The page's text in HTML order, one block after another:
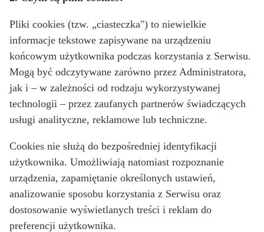
Pliki cookies (tzw. „ciasteczka") to niewielkie
informacje tekstowe zapisywane na urządzeniu
końcowym użytkownika podczas korzystania z Serwisu.
Mogą być odczytywane zarówno przez Administratora,
jak i – w zależności od rodzaju wykorzystywanej
technologii – przez zaufanych partnerów świadczących
usługi analityczne, reklamowe lub techniczne.
Cookies nie służą do bezpośredniej identyfikacji
użytkownika. Umożliwiają natomiast rozpoznanie
urządzenia, zapamiętanie określonych ustawień,
analizowanie sposobu korzystania z Serwisu oraz
dostosowanie wyświetlanych treści i reklam do
preferencji użytkownika.